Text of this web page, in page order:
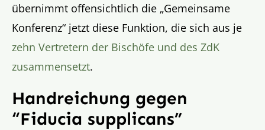
übernimmt offensichtlich die „Gemeinsame
Konferenz“ jetzt diese Funktion, die sich aus je
zehn Vertretern der Bischöfe und des ZdK
zusammensetzt.
Handreichung gegen
“Fiducia supplicans”